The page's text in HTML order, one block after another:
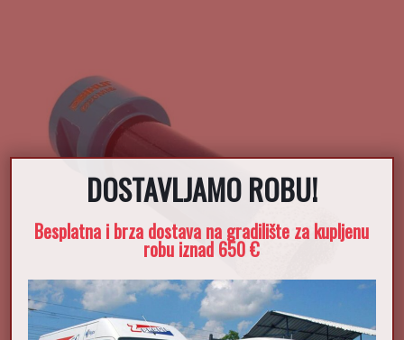
DOSTAVLJAMO ROBU!
Besplatna i brza dostava na gradilište za kupljenu
robu iznad 650 €